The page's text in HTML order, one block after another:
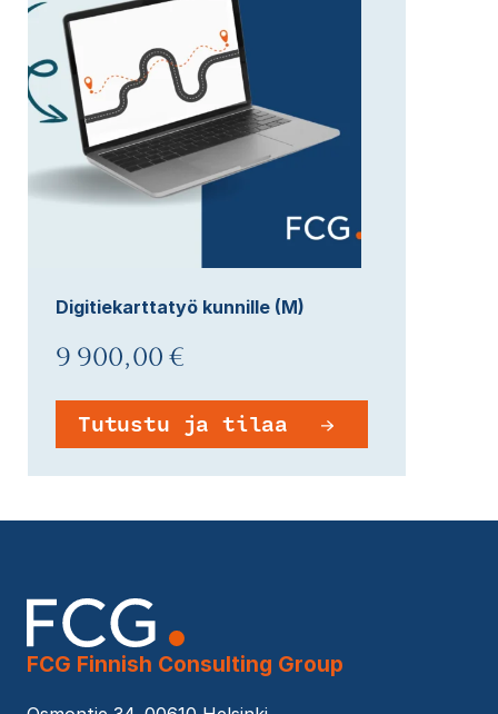
Digitiekarttatyö kunnille (M)
9 900,00 €
Tutustu ja tilaa
FCG Finnish Consulting Group